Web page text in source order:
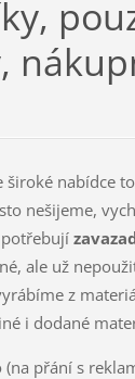
široké nabídce
nešijeme,
ale už
z
i dodané
(na přání s